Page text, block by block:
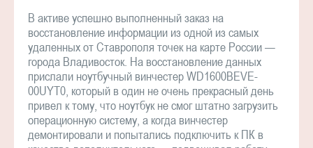
В активе успешно выполненный заказ на
восстановление информации из одной из самых
удаленных от Ставрополя точек на карте России —
города Владивосток. На восстановление данных
прислали ноутбучный винчестер WD1600BEVE-
00UYT0, который в один не очень прекрасный день
привел к тому, что ноутбук не смог штатно загрузить
операционную систему, а когда винчестер
демонтировали и попытались подключить к ПК в